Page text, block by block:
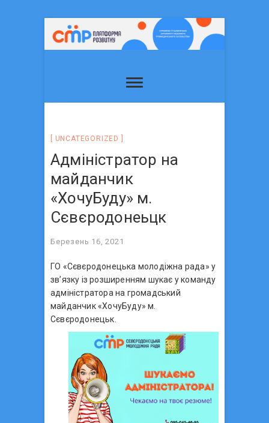
UNCATEGORIZED
Адміністратор на
майданчик
«ХочуБуду» м.
Сєвєродонеьцк
Березень 16, 2021
ГО «Сєвєродонецька молодіжна рада» у
зв’язку із розширенням шукає у команду
адміністратора на громадський
майданчик «ХочуБуду» м.
Сєвєродонецьк.